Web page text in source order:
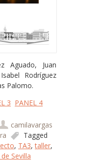
Aguado, Juan
Rodríguez
Palomo.
3 PANEL 4
camilavargas
Tagged
, TA3,taller,
Sevilla